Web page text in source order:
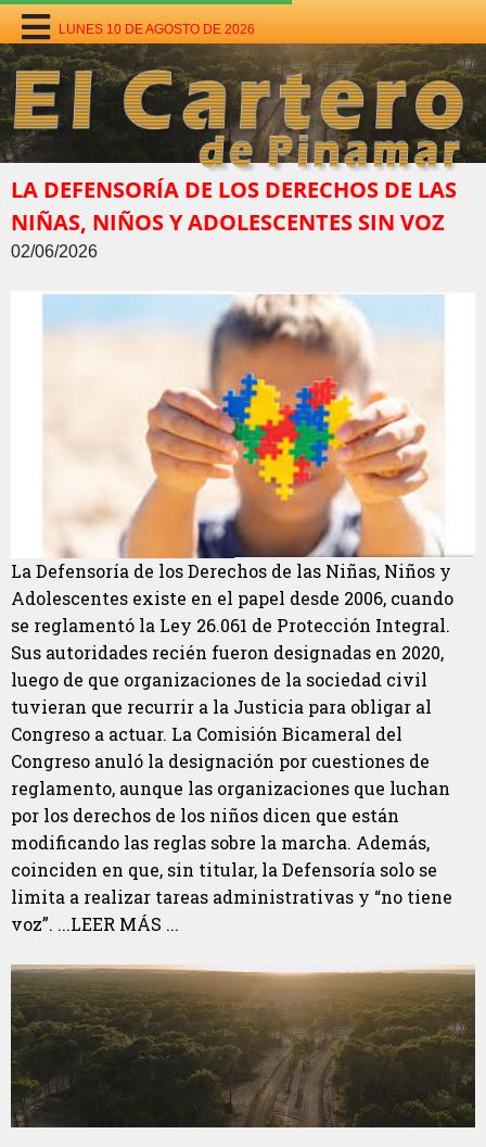
LUNES 10 DE AGOSTO DE 2026
LA DEFENSORÍA DE LOS DERECHOS DE LAS
NIÑAS, NIÑOS Y ADOLESCENTES SIN VOZ
02/06/2026
La Defensoría de los Derechos de las Niñas, Niños y
Adolescentes existe en el papel desde 2006, cuando
se reglamentó la Ley 26.061 de Protección Integral.
Sus autoridades recién fueron designadas en 2020,
luego de que organizaciones de la sociedad civil
tuvieran que recurrir a la Justicia para obligar al
Congreso a actuar. La Comisión Bicameral del
Congreso anuló la designación por cuestiones de
reglamento, aunque las organizaciones que luchan
por los derechos de los niños dicen que están
modificando las reglas sobre la marcha. Además,
coinciden en que, sin titular, la Defensoría solo se
limita a realizar tareas administrativas y “no tiene
voz”. ...LEER MÁS ...